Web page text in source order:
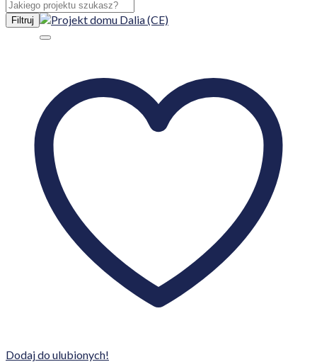
Filtruj
Dodaj do ulubionych!